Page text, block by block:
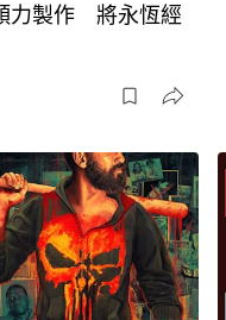
力製作 將永恆經